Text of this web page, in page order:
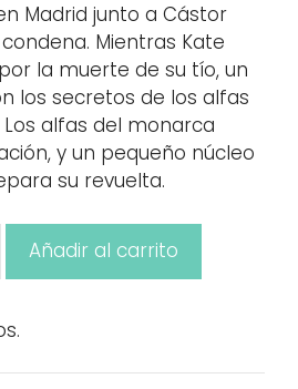
Madrid junto a Cástor
Mientras Kate
la muerte de su tío, un
los secretos de los alfas
alfas del monarca
y un pequeño núcleo
su revuelta.
Monarca
cantidad
Añadir al carrito